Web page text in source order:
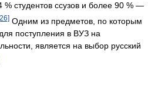
студентов ссузов и более 90 % —
Одним из предметов, по которым
поступления в ВУЗ на
является на выбор русский